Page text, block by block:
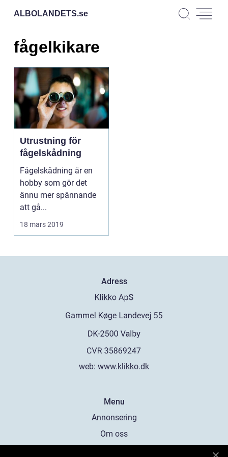
ALBOLANDETS.se
fågelkikare
Utrustning för
fågelskådning
Fågelskådning är en
hobby som gör det
ännu mer spännande
att gå...
18 mars 2019
Adress
web: www.klikko.dk
Menu
Annonsering
Om oss